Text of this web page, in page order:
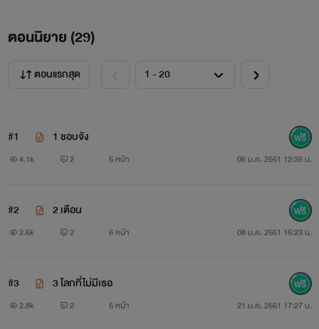
ตอนนิยาย (29)
ตอนแรกสุด
#1 1 ชอบจัง
4.1k 2 6 หน้า 06 ม.ค. 2561 12:35 น.
#2 2 เตือน
2.6k 2 6 หน้า 08 ม.ค. 2561 16:23 น.
#3 3 โลกที่ไม่มีเธอ
2.8k 2 5 หน้า 21 ม.ค. 2561 17:27 น.